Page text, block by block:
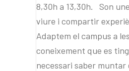
8,30h a 13,30h. Son
viure i compartir
Adaptem el campus a
coneixement que es
necessari saber